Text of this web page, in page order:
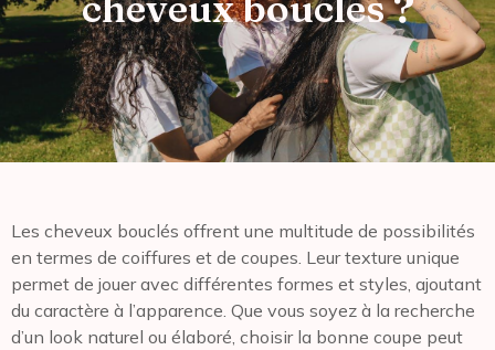
Les cheveux bouclés offrent une multitude de possibilités
en termes de coiffures et de coupes. Leur texture unique
permet de jouer avec différentes formes et styles, ajoutant
du caractère à l’apparence. Que vous soyez à la recherche
d’un look naturel ou élaboré, choisir la bonne coupe peut